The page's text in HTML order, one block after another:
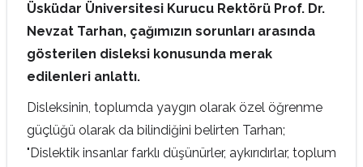
Üsküdar Üniversitesi Kurucu Rektörü Prof. Dr.
Nevzat Tarhan, çağımızın sorunları arasında
gösterilen disleksi konusunda merak
edilenleri anlattı.
Disleksinin, toplumda yaygın olarak özel öğrenme
güçlüğü olarak da bilindiğini belirten Tarhan;
"Dislektik insanlar farklı düşünürler, aykırıdırlar, toplum